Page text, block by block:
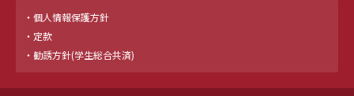
個人情報保護方針
定款
勧誘方針(学生総合共済)